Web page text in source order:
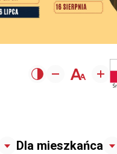
Dla mieszkańca